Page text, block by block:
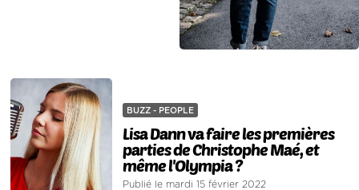
BUZZ - PEOPLE
Lisa Dann va faire les premières
parties de Christophe Maé, et
même l'Olympia ?
Publié le mardi 15 février 2022